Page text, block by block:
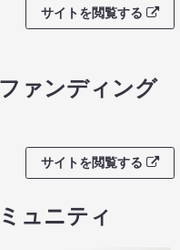
サイトを閲覧する
ァンディング
サイトを閲覧する
ュニティ